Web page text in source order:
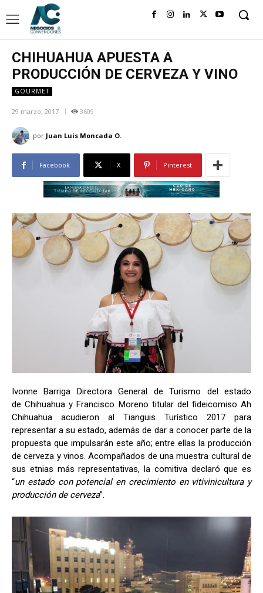
CHIHUAHUA APUESTA A
PRODUCCIÓN DE CERVEZA Y VINO
GOURMET
29 marzo, 2017 3609
por Juan Luis Moncada O.
Facebook X Pinterest
Ivonne Barriga Directora General de Turismo del estado
de Chihuahua y Francisco Moreno titular del fideicomiso Ah
Chihuahua acudieron al Tianguis Turístico 2017 para
representar a su estado, además de dar a conocer parte de la
propuesta que impulsarán este año; entre ellas la producción
de cerveza y vinos. Acompañados de una muestra cultural de
sus etnias más representativas, la comitiva declaró que es
“un estado con potencial en crecimiento en vitivinicultura y
producción de cerveza”.